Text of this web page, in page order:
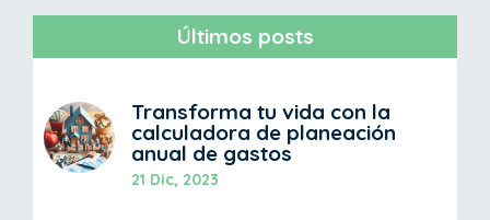
Últimos posts
Transforma tu vida con la
calculadora de planeación
anual de gastos
21 Dic, 2023